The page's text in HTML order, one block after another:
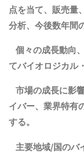
点を当て、販売量
分析、今後数年間
個々の成長動向
てバイオロジカル
市場の成長に影
イバー、業界特有
する。
主要地域/国のバ